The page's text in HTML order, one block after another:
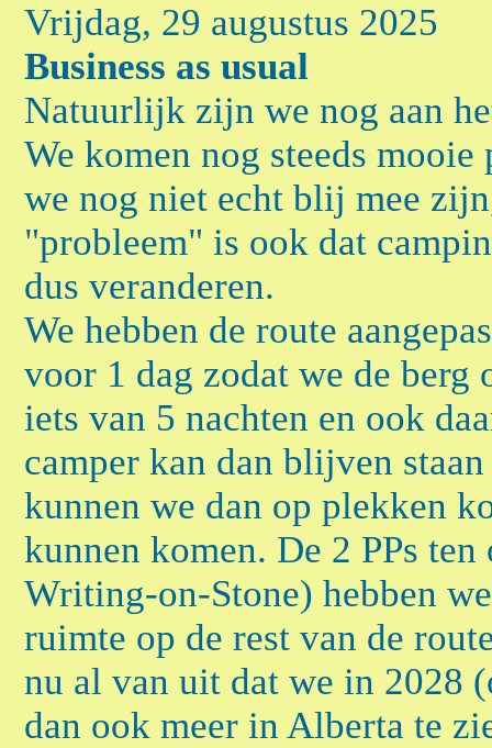
Vrijdag, 29 augustus 2025
Business as usual
Natuurlijk zijn we nog aan
We komen nog steeds
we nog niet echt blij mee
"probleem" is ook dat
dus veranderen.
We hebben de route
voor 1 dag zodat we de
iets van 5 nachten en ook
camper kan dan blijven
kunnen we dan op plekken
kunnen komen. De 2 PPs
Writing-on-Stone) hebben
ruimte op de rest van de
nu al van uit dat we in 2028
dan ook meer in Alberta te